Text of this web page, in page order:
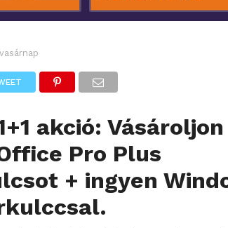
akció: Vásároljon
Pro Plus
+ ingyen